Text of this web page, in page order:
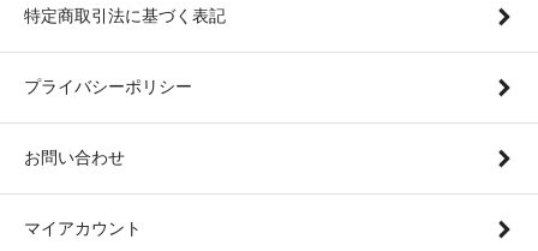
特定商取引法に基づく表記
プライバシーポリシー
お問い合わせ
マイアカウント